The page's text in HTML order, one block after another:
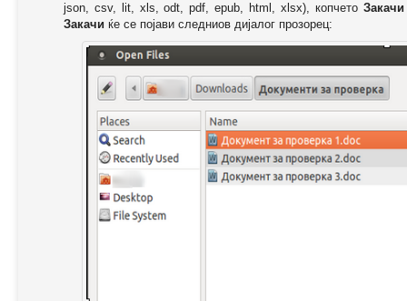
json, csv, lit, xls, odt, pdf, epub, html, xlsx), копчето Закачи
Закачи ќе се појави следниов дијалог прозорец: